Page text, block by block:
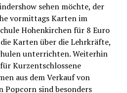
sehen möchte, der
vormittags Karten im
Hohenkirchen für 8 Euro
Karten über die Lehrkräfte,
unterrichten. Weiterhin
für Kurzentschlossene
aus dem Verkauf von
sind besonders